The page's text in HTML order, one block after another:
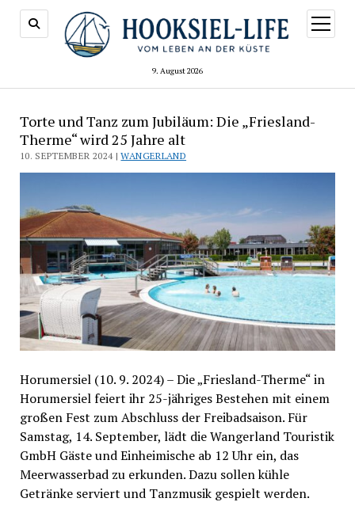
9. August 2026
Menü
öffnen
Torte und Tanz zum Jubiläum: Die „Friesland-
Therme“ wird 25 Jahre alt
10. SEPTEMBER 2024 |WANGERLAND
Horumersiel (10. 9. 2024) – Die „Friesland-Therme“ in
Horumersiel feiert ihr 25-jähriges Bestehen mit einem
großen Fest zum Abschluss der Freibadsaison. Für
Samstag, 14. September, lädt die Wangerland Touristik
GmbH Gäste und Einheimische ab 12 Uhr ein, das
Meerwasserbad zu erkunden. Dazu sollen kühle
Getränke serviert und Tanzmusik gespielt werden.